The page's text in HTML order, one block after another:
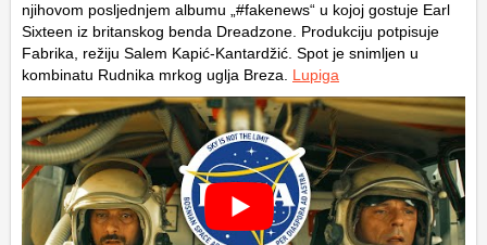
njihovom posljednjem albumu „#fakenews“ u kojoj gostuje Earl
Sixteen iz britanskog benda Dreadzone. Produkciju potpisuje
Fabrika, režiju Salem Kapić-Kantardžić. Spot je snimljen u
kombinatu Rudnika mrkog uglja Breza. Lupiga